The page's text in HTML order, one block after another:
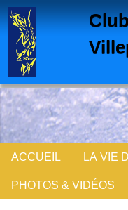
ACCUEIL LA VIE
PHOTOS & VIDÉOS
Panneau de gestion des